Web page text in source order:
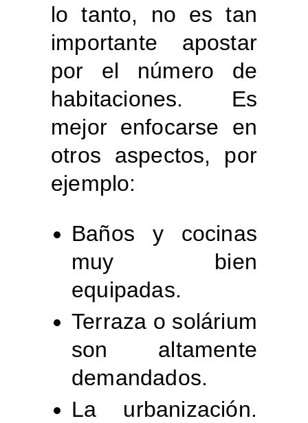
lo tanto, no es tan
importante apostar
por el número de
habitaciones. Es
mejor enfocarse en
otros aspectos, por
ejemplo:
Baños y cocinas
muy bien
equipadas.
Terraza o solárium
son altamente
demandados.
La urbanización.